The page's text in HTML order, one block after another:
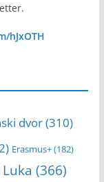
hJxOTH
dvor(310)
Erasmus+(182)
(366)